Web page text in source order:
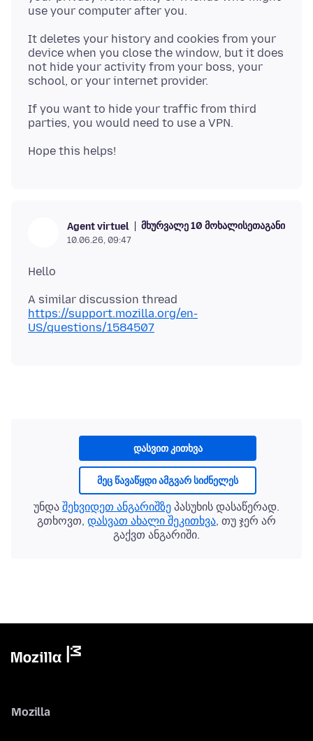
It deletes your history and cookies from your
device when you close the window, but it does
not hide your activity from your boss, your
If you want to hide your traffic from third
Agent virtuel მხურვალე 10 მოხალისეთაგანი
10.06.26, 09:47
https://support.mozilla.org/en-
US/questions/1584507
დასვით კითხვა
მეც წავაწყდი ამგვარ სიძნელეს
უნდა შეხვიდეთ ანგარიშზე პასუხის დასაწერად.
გთხოვთ, დასვათ ახალი შეკითხვა, თუ ჯერ არ
გაქვთ ანგარიში.
Mozilla